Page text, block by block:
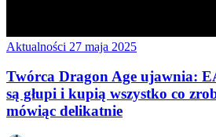
Aktualności 27 maja 2025
Twórca Dragon Age ujawnia:
są głupi i kupią wszystko co
mówiąc delikatnie